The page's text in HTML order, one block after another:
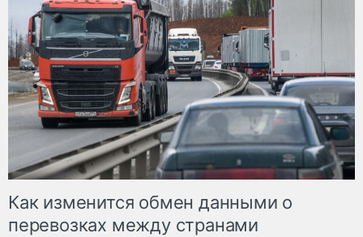
Как изменится обмен данными о
перевозках между странами